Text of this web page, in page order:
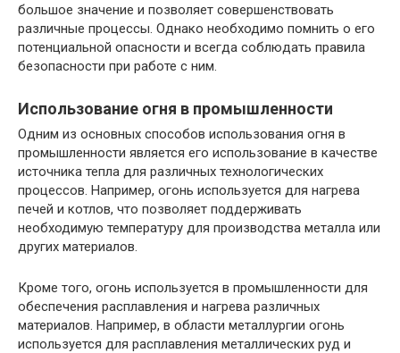
большое значение и позволяет совершенствовать
различные процессы. Однако необходимо помнить о его
потенциальной опасности и всегда соблюдать правила
безопасности при работе с ним.
Использование огня в промышленности
Одним из основных способов использования огня в
промышленности является его использование в качестве
источника тепла для различных технологических
процессов. Например, огонь используется для нагрева
печей и котлов, что позволяет поддерживать
необходимую температуру для производства металла или
других материалов.
Кроме того, огонь используется в промышленности для
обеспечения расплавления и нагрева различных
материалов. Например, в области металлургии огонь
используется для расплавления металлических руд и